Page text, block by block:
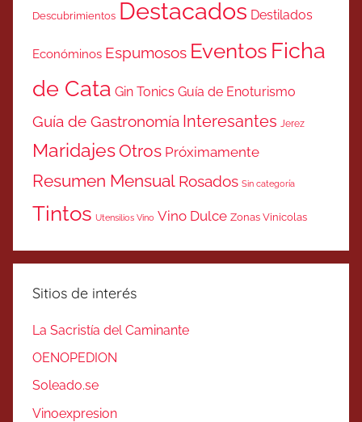
Descubrimientos Destacados Destilados
Económinos Espumosos Eventos Ficha
de Cata Gin Tonics Guía de Enoturismo
Guía de Gastronomía Interesantes Jerez
MaridajesOtros Próximamente
Resumen Mensual Rosados Sin categoría
Tintos Utensilios Vino Vino Dulce Zonas Vinicolas
Sitios de interés
La Sacristía del Caminante
OENOPEDION
Soleado.se
Vinoexpresion